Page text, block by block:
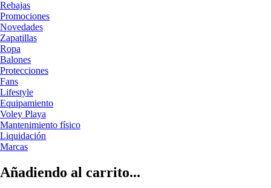
Rebajas
Promociones
Novedades
Zapatillas
Ropa
Balones
Protecciones
Fans
Lifestyle
Equipamiento
Voley Playa
Mantenimiento físico
Liquidación
Marcas
Añadiendo al carrito...